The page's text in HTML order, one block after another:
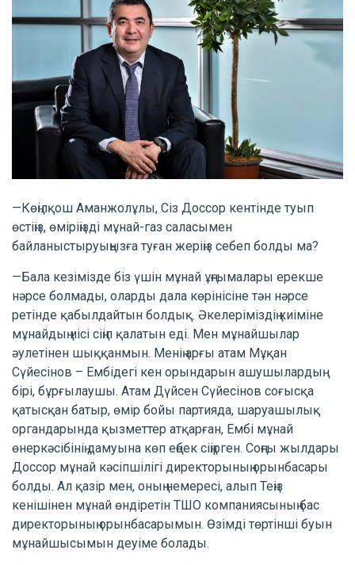
—Көңілқош Аманжолұлы, Сіз Доссор кентінде туып
өстіңіз, өміріңізді мұнай-газ саласымен
байланыстыруыңызға туған жеріңіз себеп болды ма?
—Бала кезімізде біз үшін мұнай ұңғымалары ерекше
нәрсе болмады, оларды дала көрінісіне тән нәрсе
ретінде қабылдайтын болдық. Әкелеріміздің киіміне
мұнайдың иісі сіңіп қалатын еді. Мен мұнайшылар
әулетінен шыққанмын. Менің арғы атам Мұқан
Сүйесінов – Ембідегі кен орындарын ашушылардың
бірі, бұрғылаушы. Атам Дүйсен Сүйесінов соғысқа
қатысқан батыр, өмір бойы партияда, шаруашылық
органдарында қызметтер атқарған, Ембі мұнай
өнеркәсібінің дамуына көп еңбек сіңірген. Соңғы жылдары
Доссор мұнай кәсіпшілігі директорының орынбасары
болды. Ал қазір мен, оның немересі, алып Теңіз
кенішінен мұнай өндіретін ТШО компаниясының бас
директорының орынбасарымын. Өзімді төртінші буын
мұнайшысымын деуіме болады.